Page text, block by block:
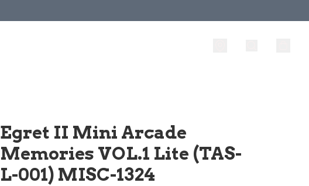
Egret II Mini Arcade
Memories VOL.1 Lite (TAS-
L-001) MISC-1324